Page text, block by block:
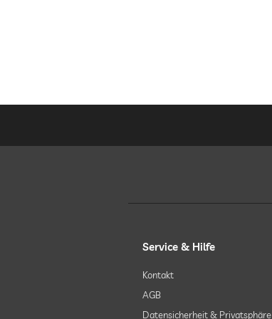
Service & Hilfe
Kontakt
AGB
Datensicherheit & Privatsphäre